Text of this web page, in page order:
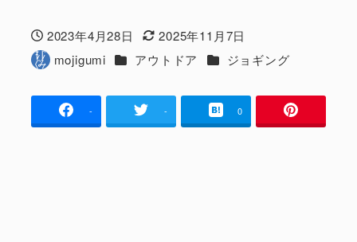
投稿日
2023年4月28日
更新日
2025年11月7日
著
者
mojigumi カテゴリー
アウトドア カテゴリー
ジョギング
- - 0